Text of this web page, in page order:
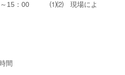
00 ⑴⑵ 現場によ
間